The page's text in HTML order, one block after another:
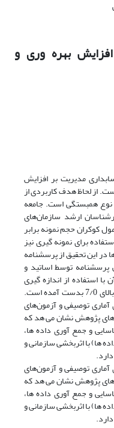
بهره وری و
مدیریت بر افزایش
از لحاظ هدف کاربردی از
نوع همبستگی است. جامعه
ارشد سازمان‌های
کوکران حجم نمونه برابر
برای نمونه گیری نیز
این تحقیق از پرسشنامه
توسط اساتید و
با استفاده از اندازه گیری
ضریب آلفای کرونباخ، برای همه متغیرها بالای 7/0 بدست آمده است.
آماری توصیفی و آزمون‌های
های پژوهش نشان می هد که
و جمع آوری داده ها،
ها) با اثربخشی سازمانی و
آماری توصیفی و آزمون‌های
های پژوهش نشان می هد که
و جمع آوری داده ها،
ها) با اثربخشی سازمانی و